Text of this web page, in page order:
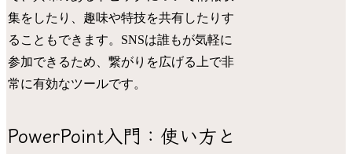
集をしたり、趣味や特技を共有したりす
ることもできます。SNSは誰もが気軽に
参加できるため、繋がりを広げる上で非
常に有効なツールです。
PowerPoint入門：使い方と